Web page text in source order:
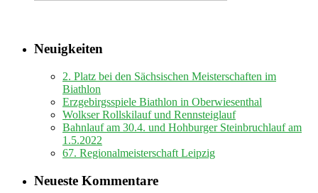
Neuigkeiten
2. Platz bei den Sächsischen Meisterschaften im
Biathlon
Erzgebirgsspiele Biathlon in Oberwiesenthal
Wolkser Rollskilauf und Rennsteiglauf
Bahnlauf am 30.4. und Hohburger Steinbruchlauf am
1.5.2022
67. Regionalmeisterschaft Leipzig
Neueste Kommentare